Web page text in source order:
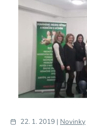
22. 1. 2019 | Novinky